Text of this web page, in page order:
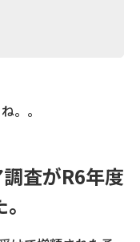
。。
査がR6年度